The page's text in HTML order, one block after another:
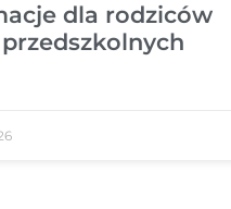
dla rodziców